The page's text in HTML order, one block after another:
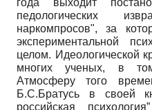
года выходит
педологических
наркомпросов", за
экспериментальной
целом. Идеологической
многих ученых, в
Атмосферу того
Б.С.Братусь в своей
российская